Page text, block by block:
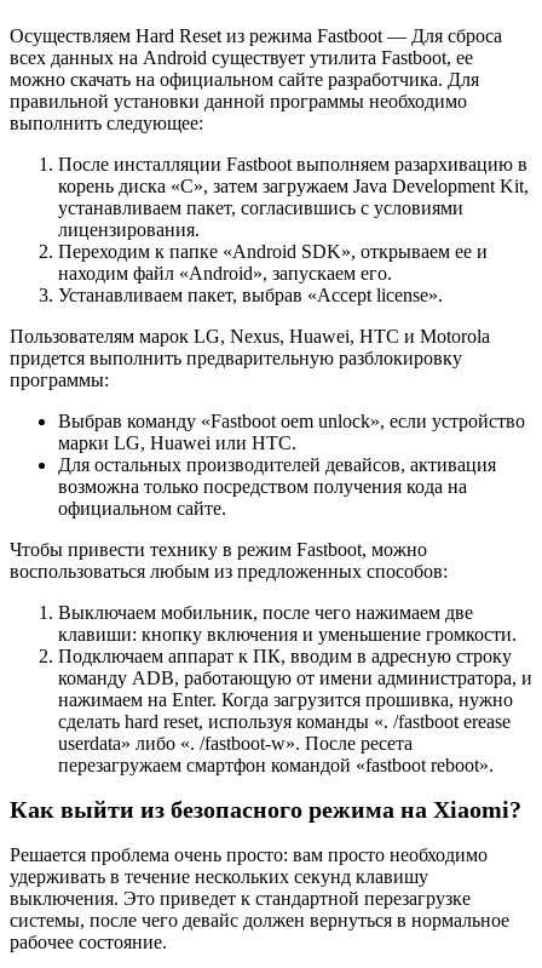
Осуществляем Hard Reset из режима Fastboot — Для сброса
всех данных на Android существует утилита Fastboot, ее
можно скачать на официальном сайте разработчика. Для
правильной установки данной программы необходимо
выполнить следующее:
После инсталляции Fastboot выполняем разархивацию в
корень диска «С», затем загружаем Java Development Kit,
устанавливаем пакет, согласившись с условиями
лицензирования.
Переходим к папке «Android SDK», открываем ее и
находим файл «Android», запускаем его.
Устанавливаем пакет, выбрав «Accept license».
Пользователям марок LG, Nexus, Huawei, HTC и Motorola
придется выполнить предварительную разблокировку
программы:
Выбрав команду «Fastboot oem unlock», если устройство
марки LG, Huawei или HTC.
Для остальных производителей девайсов, активация
возможна только посредством получения кода на
официальном сайте.
Чтобы привести технику в режим Fastboot, можно
воспользоваться любым из предложенных способов:
Выключаем мобильник, после чего нажимаем две
клавиши: кнопку включения и уменьшение громкости.
Подключаем аппарат к ПК, вводим в адресную строку
команду ADB, работающую от имени администратора, и
нажимаем на Enter. Когда загрузится прошивка, нужно
сделать hard reset, используя команды «. /fastboot erease
userdata» либо «. /fastboot-w». После ресета
перезагружаем смартфон командой «fastboot reboot».
Как выйти из безопасного режима на Xiaomi?
Решается проблема очень просто: вам просто необходимо
удерживать в течение нескольких секунд клавишу
выключения. Это приведет к стандартной перезагрузке
системы, после чего девайс должен вернуться в нормальное
рабочее состояние.